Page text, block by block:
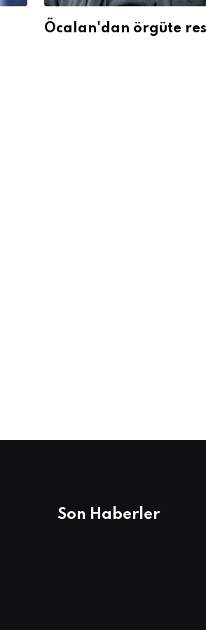
Öcalan'dan örgüte
Son Haberler